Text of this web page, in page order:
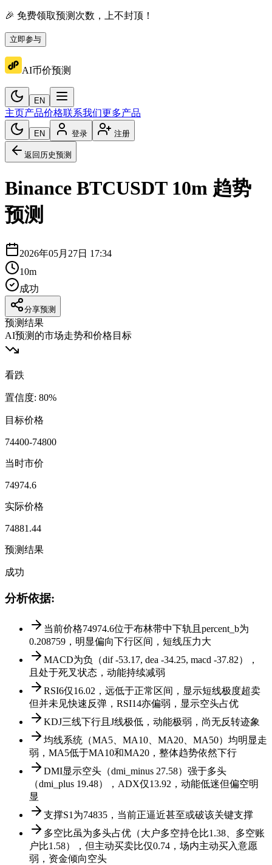
🎉 免费领取预测次数，上不封顶！
立即参与
AI币价预测
EN
主页产品价格联系我们更多产品
EN 登录 注册
返回历史预测
Binance BTCUSDT 10m 趋势
预测
2026年05月27日 17:34
10m
成功
分享预测
预测结果
AI预测的市场走势和价格目标
看跌
置信度: 80%
目标价格
74400-74800
当时市价
74974.6
实际价格
74881.44
预测结果
成功
分析依据:
当前价格74974.6位于布林带中下轨且percent_b为
0.208759，明显偏向下行区间，短线压力大
MACD为负（dif -53.17, dea -34.25, macd -37.82），
且处于死叉状态，动能持续减弱
RSI6仅16.02，远低于正常区间，显示短线极度超卖
但并未见快速反弹，RSI14亦偏弱，显示空头占优
KDJ三线下行且J线极低，动能极弱，尚无反转迹象
均线系统（MA5、MA10、MA20、MA50）均明显走
弱，MA5低于MA10和MA20，整体趋势依然下行
DMI显示空头（dmi_minus 27.58）强于多头
（dmi_plus 19.48），ADX仅13.92，动能低迷但偏空明
显
支撑S1为74835，当前正逼近甚至或破该关键支撑
多空比虽为多头占优（大户多空持仓比1.38、多空账
户比1.58），但主动买卖比仅0.74，场内主动买入意愿
弱，资金倾向空头